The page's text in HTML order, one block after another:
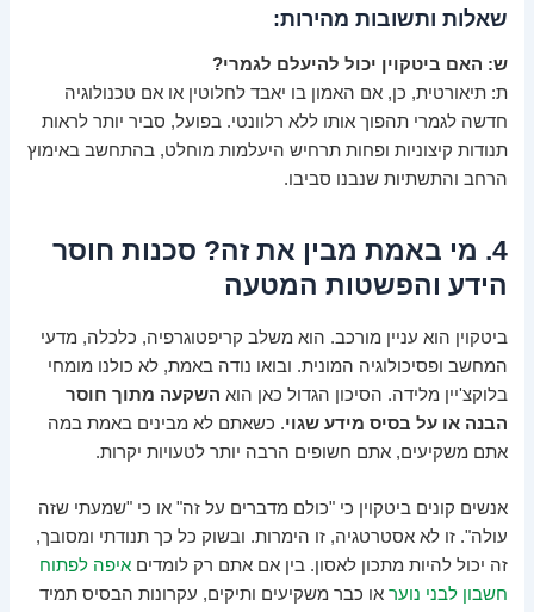
שאלות ותשובות מהירות:
ש: האם ביטקוין יכול להיעלם לגמרי?
ת: תיאורטית, כן, אם האמון בו יאבד לחלוטין או אם טכנולוגיה
חדשה לגמרי תהפוך אותו ללא רלוונטי. בפועל, סביר יותר לראות
תנודות קיצוניות ופחות תרחיש היעלמות מוחלט, בהתחשב באימוץ
הרחב והתשתיות שנבנו סביבו.
4. מי באמת מבין את זה? סכנות חוסר
הידע והפשטות המטעה
ביטקוין הוא עניין מורכב. הוא משלב קריפטוגרפיה, כלכלה, מדעי
המחשב ופסיכולוגיה המונית. ובואו נודה באמת, לא כולנו מומחי
בלוקצ'יין מלידה. הסיכון הגדול כאן הוא השקעה מתוך חוסר
הבנה או על בסיס מידע שגוי. כשאתם לא מבינים באמת במה
אתם משקיעים, אתם חשופים הרבה יותר לטעויות יקרות.
אנשים קונים ביטקוין כי "כולם מדברים על זה" או כי "שמעתי שזה
עולה". זו לא אסטרטגיה, זו הימרות. ובשוק כל כך תנודתי ומסובך,
זה יכול להיות מתכון לאסון. בין אם אתם רק לומדיםאיפה לפתוח
חשבון לבני נוער או כבר משקיעים ותיקים, עקרונות הבסיס תמיד